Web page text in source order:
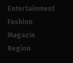
Entertainment
Fashion
Magazin
Region